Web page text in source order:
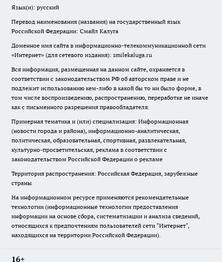
Язык(и): русский
Перевод наименования (названия) на государственный язык
Российской Федерации: Смайл Калуга
Доменное имя сайта в информационно-телекоммуникационной сети
«Интернет» (для сетевого издания): smilekaluga.ru
Вся информация, размещенная на данном сайте, охраняется в
соответствии с законодательством РФ об авторском праве и не
подлежит использованию кем-либо в какой бы то ни было форме, в
том числе воспроизведению, распространению, переработке не иначе
как с письменного разрешения правообладателя.
Примерная тематика и (или) специализация: Информационная
(новости города и района), информационно-аналитическая,
политическая, образовательная, спортивная, развлекательная,
культурно-просветительская, реклама в соответствии с
законодательством Российской Федерации о рекламе
Территория распространения: Российская Федерация, зарубежные
страны
На информационном ресурсе применяются рекомендательные
технологии (информационные технологии предоставления
информации на основе сбора, систематизации и анализа сведений,
относящихся к предпочтениям пользователей сети "Интернет",
находящихся на территории Российской Федерации).
16+